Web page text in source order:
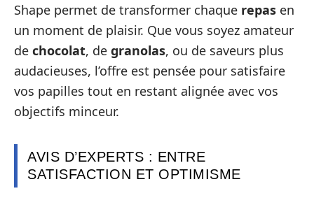
Shape permet de transformer chaque repas en
un moment de plaisir. Que vous soyez amateur
de chocolat, de granolas, ou de saveurs plus
audacieuses, l’offre est pensée pour satisfaire
vos papilles tout en restant alignée avec vos
objectifs minceur.
AVIS D’EXPERTS : ENTRE
SATISFACTION ET OPTIMISME